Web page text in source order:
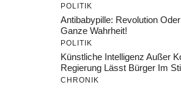
POLITIK
Antibabypille: Revolution
Ganze Wahrheit!
POLITIK
Künstliche Intelligenz Außer
Regierung Lässt Bürger Im
CHRONIK